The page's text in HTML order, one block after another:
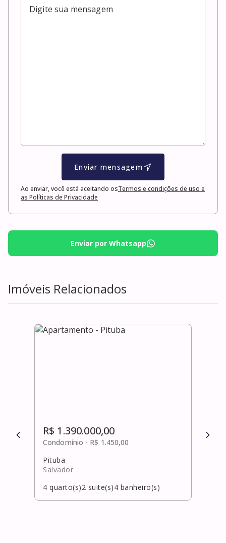
Enviar mensagem
Ao enviar, você está aceitando osTermos e condições de uso e
as Políticas de Privacidade
Enviar por Whatsapp
Imóveis Relacionados
R$ 1.390.000,00
Condomínio - R$ 1.450,00
Pituba
Salvador
4 quarto(s)2 suite(s)4 banheiro(s)
R$